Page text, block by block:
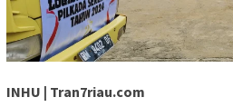
INHU | Tran7riau.com